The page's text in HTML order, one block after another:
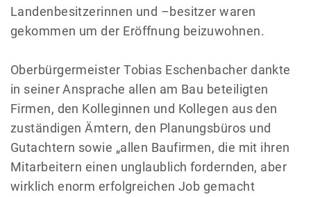
Landenbesitzerinnen und –besitzer waren
gekommen um der Eröffnung beizuwohnen.
Oberbürgermeister Tobias Eschenbacher dankte
in seiner Ansprache allen am Bau beteiligten
Firmen, den Kolleginnen und Kollegen aus den
zuständigen Ämtern, den Planungsbüros und
Gutachtern sowie „allen Baufirmen, die mit ihren
Mitarbeitern einen unglaublich fordernden, aber
wirklich enorm erfolgreichen Job gemacht